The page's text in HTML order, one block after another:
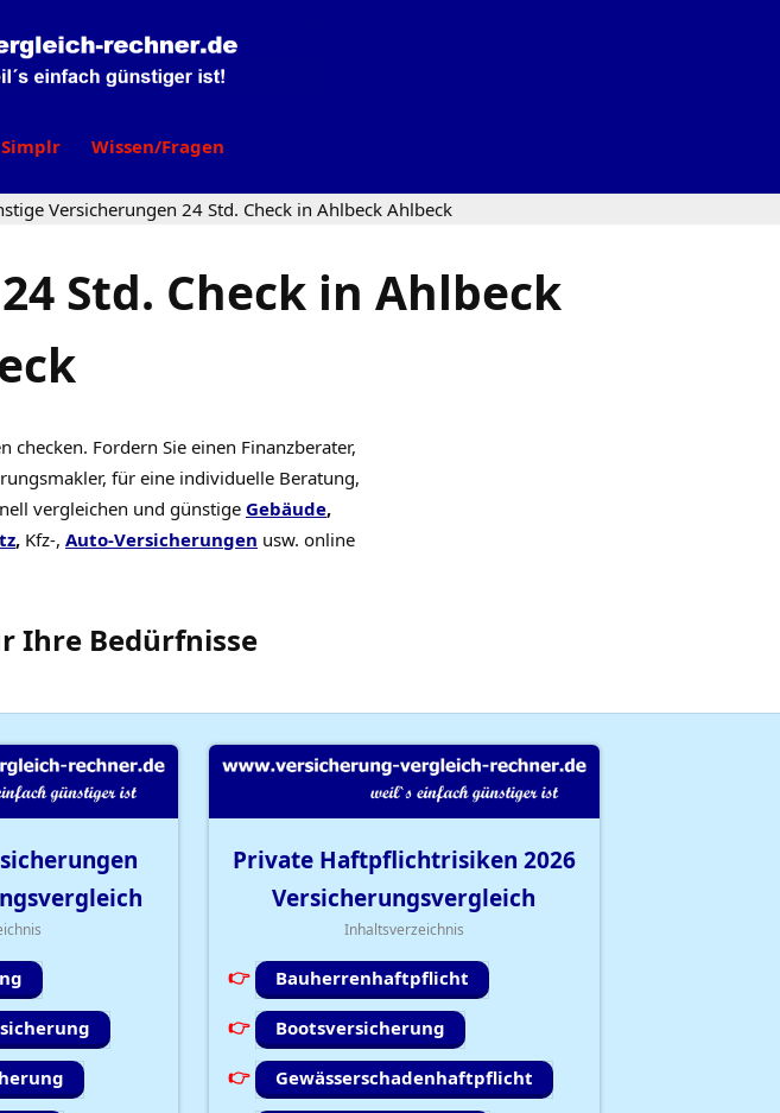
Wissen/Fragen
Versicherungen 24 Std. Check in Ahlbeck Ahlbeck
Std. Check in Ahlbeck
checken. Fordern Sie einen Finanzberater,
für eine individuelle Beratung,
vergleichen und günstige Gebäude,
, Kfz-, Auto-Versicherungen usw. online
Ihre Bedürfnisse
Private Haftpflichtrisiken 2026
Versicherungsvergleich
Inhaltsverzeichnis
Bauherrenhaftpflicht
Bootsversicherung
Gewässerschadenhaftpflicht